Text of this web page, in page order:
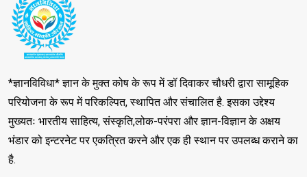
*ज्ञानविविधा* ज्ञान के मुक्त कोष के रूप में डॉ दिवाकर चौधरी द्वारा सामूहिक
परियोजना के रूप में परिकल्पित, स्थापित और संचालित है. इसका उद्देश्य
मुख्यतः भारतीय साहित्य, संस्कृति,लोक-परंपरा और ज्ञान-विज्ञान के अक्षय
भंडार को इन्टरनेट पर एकत्रित करने और एक ही स्थान पर उपलब्ध कराने का
है.